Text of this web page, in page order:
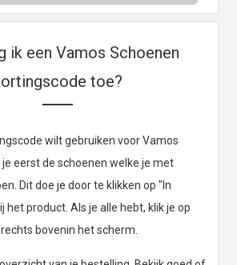
ik een Vamos Schoenen
toe?
wilt gebruiken voor Vamos
je eerst de schoenen welke je met
Dit doe je door te klikken op "In
het product. Als je alle hebt, klik je op
bovenin het scherm.